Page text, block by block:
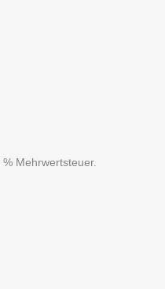
Mehrwertsteuer.